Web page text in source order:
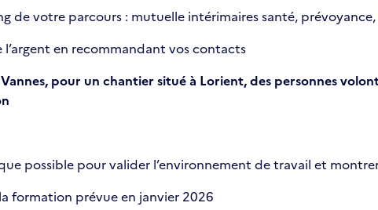
votre parcours : mutuelle intérimaires santé, prévoyance,
en recommandant vos contacts
pour un chantier situé à Lorient, des personnes
possible pour valider l’environnement de travail et
formation prévue en janvier 2026